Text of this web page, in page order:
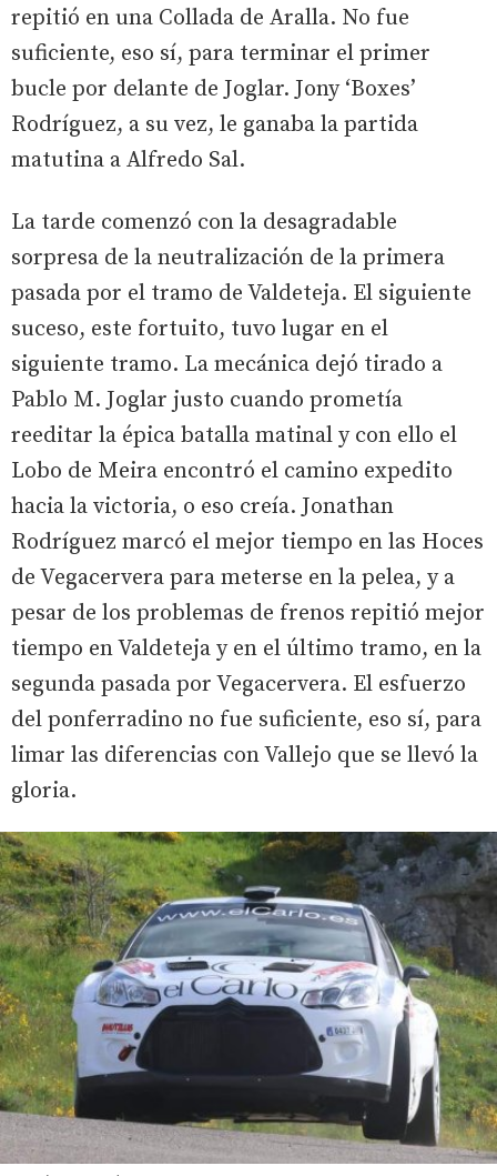
repitió en una Collada de Aralla. No fue
suficiente, eso sí, para terminar el primer
bucle por delante de Joglar. Jony ‘Boxes’
Rodríguez, a su vez, le ganaba la partida
matutina a Alfredo Sal.
La tarde comenzó con la desagradable
sorpresa de la neutralización de la primera
pasada por el tramo de Valdeteja. El siguiente
suceso, este fortuito, tuvo lugar en el
siguiente tramo. La mecánica dejó tirado a
Pablo M. Joglar justo cuando prometía
reeditar la épica batalla matinal y con ello el
Lobo de Meira encontró el camino expedito
hacia la victoria, o eso creía. Jonathan
Rodríguez marcó el mejor tiempo en las Hoces
de Vegacervera para meterse en la pelea, y a
pesar de los problemas de frenos repitió mejor
tiempo en Valdeteja y en el último tramo, en la
segunda pasada por Vegacervera. El esfuerzo
del ponferradino no fue suficiente, eso sí, para
limar las diferencias con Vallejo que se llevó la
gloria.